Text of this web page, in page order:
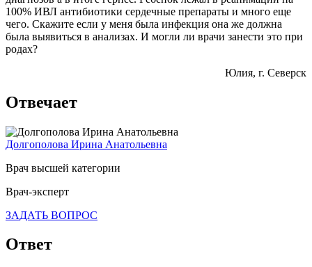
100% ИВЛ антибиотики сердечные препараты и много еще
чего. Скажите если у меня была инфекция она же должна
была выявиться в анализах. И могли ли врачи занести это при
родах?
Юлия, г. Северск
Отвечает
Долгополова Ирина Анатольевна
Врач высшей категории
Врач-эксперт
ЗАДАТЬ ВОПРОС
Ответ